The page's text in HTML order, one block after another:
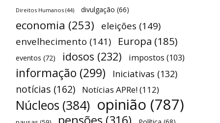
Direitos Humanos (44) divulgação (66)
economia (253) eleições (149)
envelhecimento (141) Europa (185)
eventos (72) idosos (232) impostos (103)
informação (299) Iniciativas (132)
notícias (162) Notícias APRe!(112)
Núcleos (384) opinião (787)